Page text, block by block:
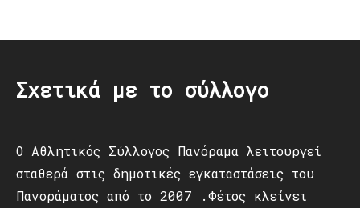
Σχετικά με το σύλλογο
Ο Αθλητικός Σύλλογος Πανόραμα λειτουργεί
σταθερά στις δημοτικές εγκαταστάσεις του
Πανοράματος από το 2007 .Φέτος κλείνει